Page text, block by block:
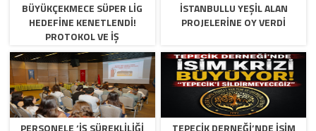
BÜYÜKÇEKMECE SÜPER LİG
HEDEFİNE KENETLENDİ!
PROTOKOL VE İŞ
DÜNYASINDAN BASKETBOL
TAKIMINA TAM DESTEK…
İSTANBULLU YEŞİL ALAN
PROJELERİNE OY VERDİ
PERSONELE ‘İŞ SÜREKLİLİĞİ
TEPECİK DERNEĞİ’NDE İSİM